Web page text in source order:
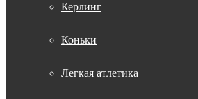
Керлинг
Коньки
Легкая атлетика